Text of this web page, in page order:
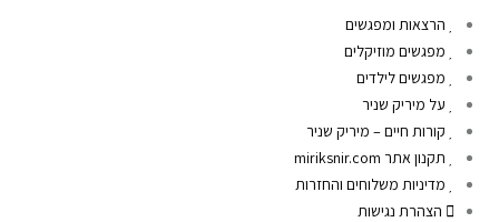
הרצאות ומפגשים
מפגשים מוזיקלים
מפגשים לילדים
על מיריק שניר
קורות חיים – מיריק שניר
תקנון אתר miriksnir.com
מדיניות משלוחים והחזרות
הצהרת נגישות